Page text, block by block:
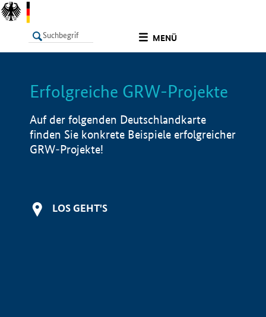
MENÜ
LISTE Info
Erfolgreiche GRW-Projekte
Auf der folgenden Deutschlandkarte
finden Sie konkrete Beispiele erfolgreicher
GRW-Projekte!
LOS GEHT'S